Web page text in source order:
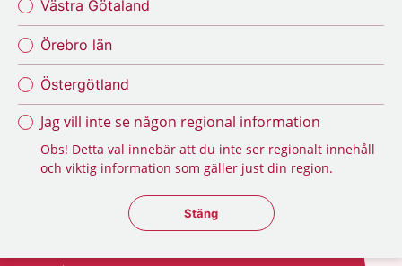
Västra Götaland
Örebro län
Östergötland
Jag vill inte se någon regional information
Obs! Detta val innebär att du inte ser regionalt innehåll
och viktig information som gäller just din region.
Stäng regionsväljaren
Stäng